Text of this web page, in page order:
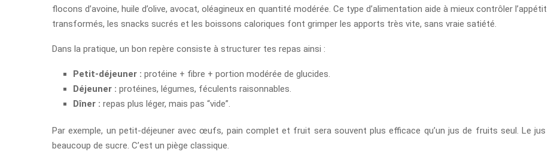
flocons d’avoine, huile d’olive, avocat, oléagineux en quantité modérée. Ce type d’alimentation aide à mieux contrôler
transformés, les snacks sucrés et les boissons caloriques font grimper les apports très vite, sans vraie satiété.
Dans la pratique, un bon repère consiste à structurer tes repas ainsi :
Petit-déjeuner : protéine + fibre + portion modérée de glucides.
Déjeuner : protéines, légumes, féculents raisonnables.
Dîner : repas plus léger, mais pas “vide”.
Par exemple, un petit-déjeuner avec œufs, pain complet et fruit sera souvent plus efficace qu’un jus de fruits seul. Le
beaucoup de sucre. C’est un piège classique.